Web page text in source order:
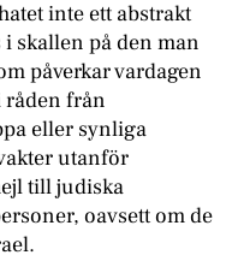
inte ett abstrakt
skallen på den man
påverkar vardagen
råden från
eller synliga
utanför
till judiska
oavsett om de